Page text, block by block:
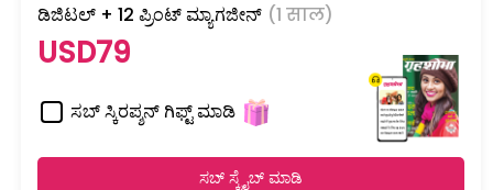
ಡಿಜಿಟಲ್ + 12 ಪ್ರಿಂಟ್ ಮ್ಯಾಗಜೀನ್ (1 साल)
USD79
ಸಬ್ ಸ್ಕಿರಪ್ಶನ್ ಗಿಫ್ಟ್ ಮಾಡಿ
ಸಬ್ ಸ್ಕ್ರೈಬ್ ಮಾಡಿ